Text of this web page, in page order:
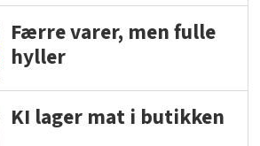
Færre varer, men fulle
hyller
KI lager mat i butikken